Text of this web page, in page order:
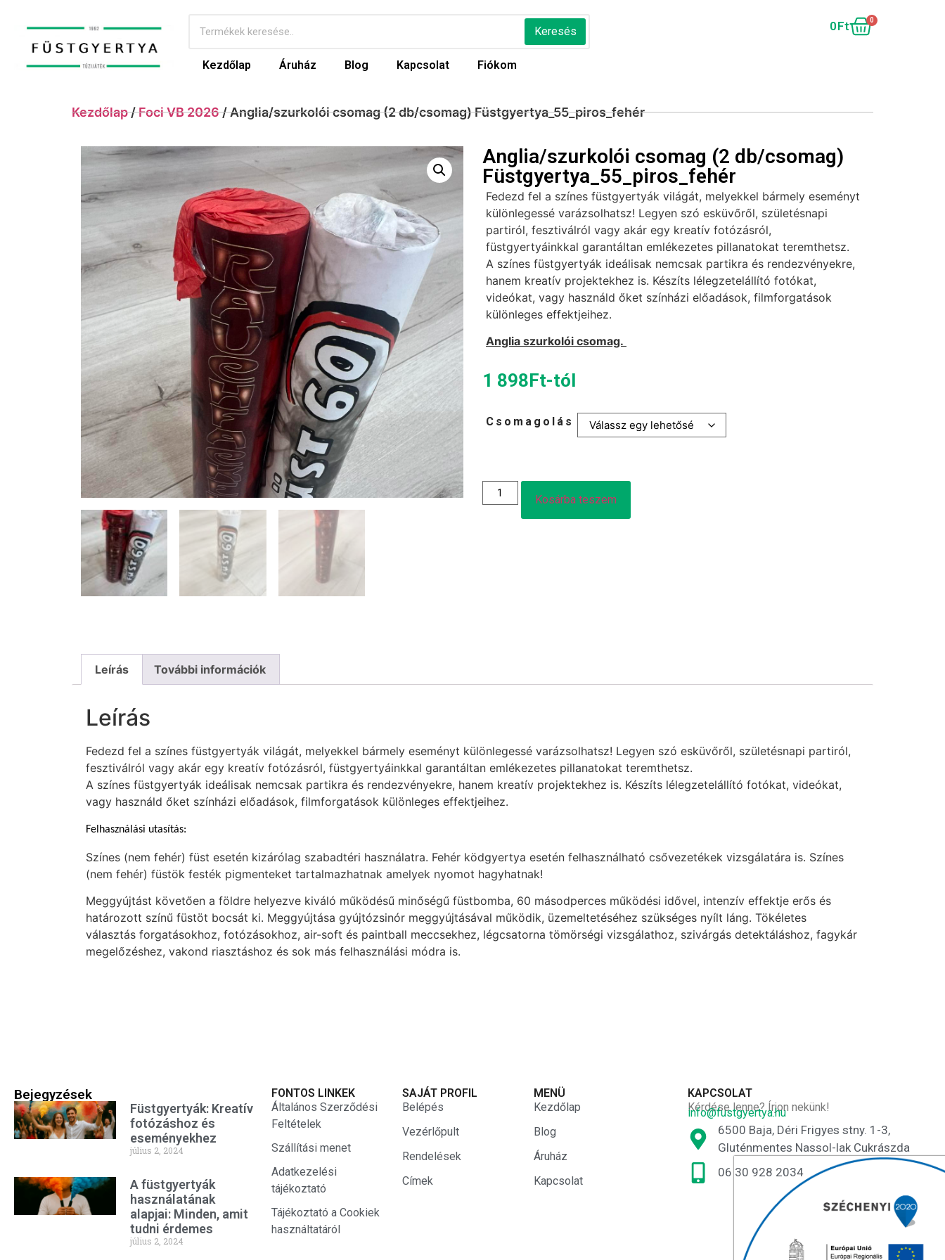
Keresés
Kezdőlap Áruház Blog Kapcsolat Fiókom
0Ft 0
Kezdőlap/Foci VB 2026/ Anglia/szurkolói csomag (2 db/csomag) Füstgyertya_55_piros_fehér
Anglia/szurkolói csomag (2 db/csomag)
Füstgyertya_55_piros_fehér
Fedezd fel a színes füstgyertyák világát, melyekkel bármely eseményt
különlegessé varázsolhatsz! Legyen szó esküvőről, születésnapi
partiról, fesztiválról vagy akár egy kreatív fotózásról,
füstgyertyáinkkal garantáltan emlékezetes pillanatokat teremthetsz.
A színes füstgyertyák ideálisak nemcsak partikra és rendezvényekre,
hanem kreatív projektekhez is. Készíts lélegzetelállító fotókat,
videókat, vagy használd őket színházi előadások, filmforgatások
különleges effektjeihez.
Anglia szurkolói csomag.
1 898Ft-tól
Csomagolás
Kosárba teszem
Leírás További információk
Leírás
Fedezd fel a színes füstgyertyák világát, melyekkel bármely eseményt különlegessé varázsolhatsz! Legyen szó esküvőről, születésnapi partiról,
fesztiválról vagy akár egy kreatív fotózásról, füstgyertyáinkkal garantáltan emlékezetes pillanatokat teremthetsz.
A színes füstgyertyák ideálisak nemcsak partikra és rendezvényekre, hanem kreatív projektekhez is. Készíts lélegzetelállító fotókat, videókat,
vagy használd őket színházi előadások, filmforgatások különleges effektjeihez.
Felhasználási utasítás:
Színes (nem fehér) füst esetén kizárólag szabadtéri használatra. Fehér ködgyertya esetén felhasználható csővezetékek vizsgálatára is. Színes
(nem fehér) füstök festék pigmenteket tartalmazhatnak amelyek nyomot hagyhatnak!
Meggyújtást követően a földre helyezve kiváló működésű minőségű füstbomba, 60 másodperces működési idővel, intenzív effektje erős és
határozott színű füstöt bocsát ki. Meggyújtása gyújtózsinór meggyújtásával működik, üzemeltetéséhez szükséges nyílt láng. Tökéletes
választás forgatásokhoz, fotózásokhoz, air-soft és paintball meccsekhez, légcsatorna tömörségi vizsgálathoz, szivárgás detektáláshoz, fagykár
megelőzéshez, vakond riasztáshoz és sok más felhasználási módra is.
Bejegyzések
Füstgyertyák: Kreatív
fotózáshoz és
eseményekhez
július 2, 2024
A füstgyertyák
használatának
alapjai: Minden, amit
tudni érdemes
július 2, 2024
FONTOS LINKEK
Általános Szerződési
Feltételek
Szállítási menet
Adatkezelési
tájékoztató
Tájékoztató a Cookiek
használtatáról
SAJÁT PROFIL
Belépés
Vezérlőpult
Rendelések
Címek
MENÜ
Kezdőlap
Blog
Áruház
Kapcsolat
KAPCSOLAT
Kérdése lenne? Írjon nekünk!
info@fustgyertya.hu
6500 Baja, Déri Frigyes stny. 1-3,
Gluténmentes Nassol-lak Cukrászda
06 30 928 2034